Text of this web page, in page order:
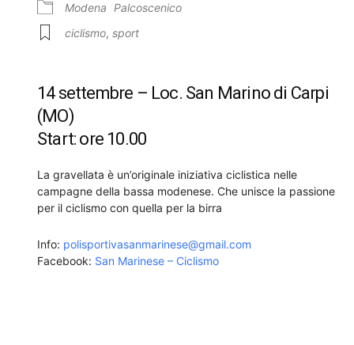
Modena
Palcoscenico
ciclismo, sport
14 settembre – Loc. San Marino di Carpi
(MO)
Start: ore 10.00
La gravellata è un’originale iniziativa ciclistica nelle
campagne della bassa modenese. Che unisce la passione
per il ciclismo con quella per la birra
Info: polisportivasanmarinese@gmail.com
Facebook: San Marinese – Ciclismo